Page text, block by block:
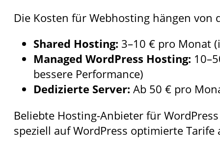
Die Kosten für Webhosting hängen von
Shared Hosting: 3–10 € pro Monat
Managed WordPress Hosting:
bessere Performance)
Dedizierte Server: Ab 50 € pro
Beliebte Hosting-Anbieter für
speziell auf WordPress optimierte Tarife